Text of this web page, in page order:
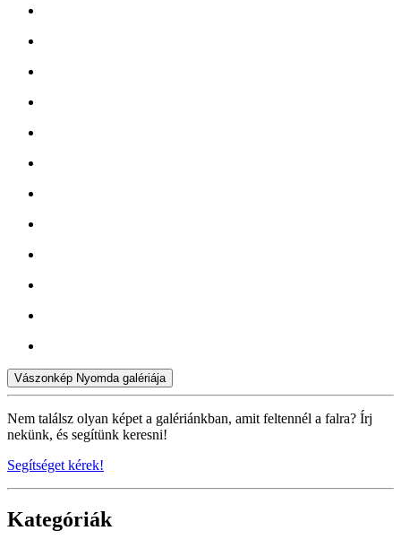
Vászonkép Nyomda galériája
Nem találsz olyan képet a galériánkban, amit feltennél a falra? Írj
nekünk, és segítünk keresni!
Segítséget kérek!
Kategóriák